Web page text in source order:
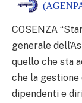
COSENZA
generale
quello che sta
che la gestione
dipendenti e